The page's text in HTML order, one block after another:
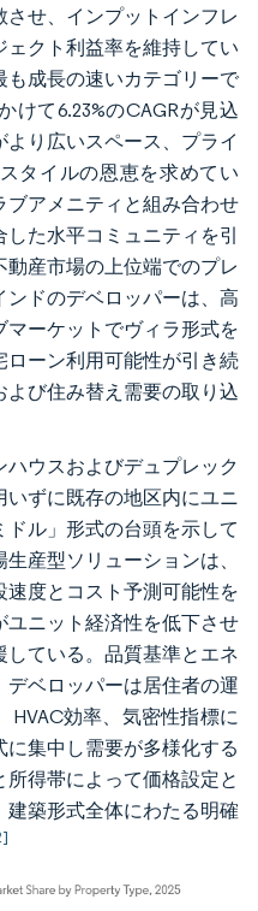
せ、インプットインフレ
クト利益率を維持してい
も成長の速いカテゴリーで
けて6.23%のCAGRが見込
り広いスペース、プライ
タイルの恩恵を求めてい
ブアメニティと組み合わせ
た水平コミュニティを引
産市場の上位端でのプレ
ンドのデベロッパーは、高
ーケットでヴィラ形式を
ーン利用可能性が引き続
び住み替え需要の取り込
ウスおよびデュプレック
ずに既存の地区内にユニ
ル」形式の台頭を示して
産型ソリューションは、
度とコスト予測可能性を
ニット経済性を低下させ
ている。品質基準とエネ
ベロッパーは居住者の運
HVAC効率、気密性指標に
集中し需要が多様化する
得帯によって価格設定と
築形式全体にわたる明確